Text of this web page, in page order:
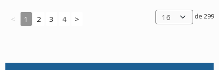
< 1 2 3 4 > de 299